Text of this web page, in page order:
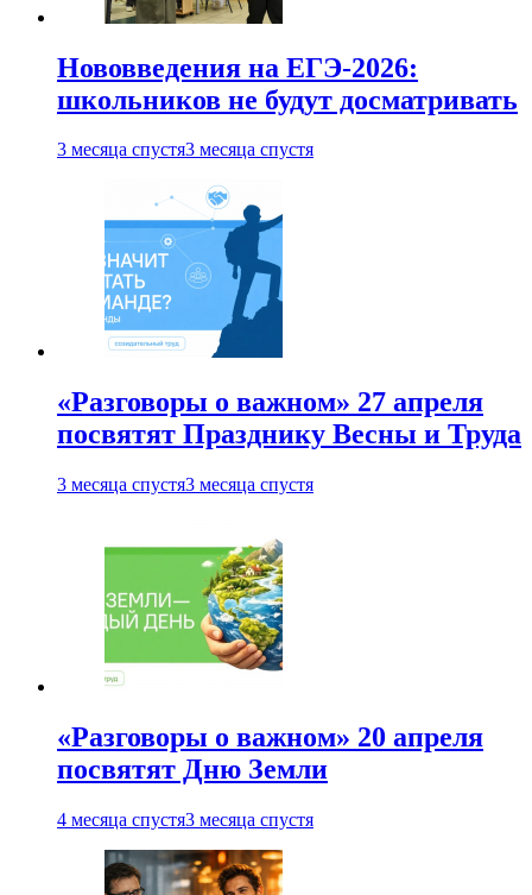
Нововведения на ЕГЭ-2026:
школьников не будут досматривать
3 месяца спустя3 месяца спустя
«Разговоры о важном» 27 апреля
посвятят Празднику Весны и Труда
3 месяца спустя3 месяца спустя
«Разговоры о важном» 20 апреля
посвятят Дню Земли
4 месяца спустя3 месяца спустя